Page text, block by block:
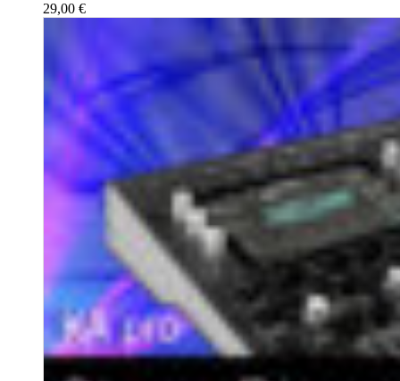
29,00 €